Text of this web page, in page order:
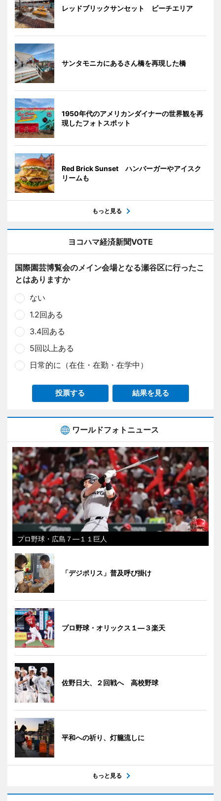
レッドブリックサンセット ビーチエリア
サンタモニカにあるさん橋を再現した橋
1950年代のアメリカンダイナーの世界観を再
現したフォトスポット
Red Brick Sunset ハンバーガーやアイスク
リームも
もっと見る
ヨコハマ経済新聞VOTE
国際園芸博覧会のメイン会場となる瀬谷区に行ったこ
とはありますか
ない
1.2回ある
3.4回ある
5回以上ある
日常的に（在住・在勤・在学中）
投票する 結果を見る
ワールドフォトニュース
プロ野球・広島７―１１巨人
「デジポリス」普及呼び掛け
プロ野球・オリックス１―３楽天
佐野日大、２回戦へ 高校野球
平和への祈り、灯籠流しに
もっと見る